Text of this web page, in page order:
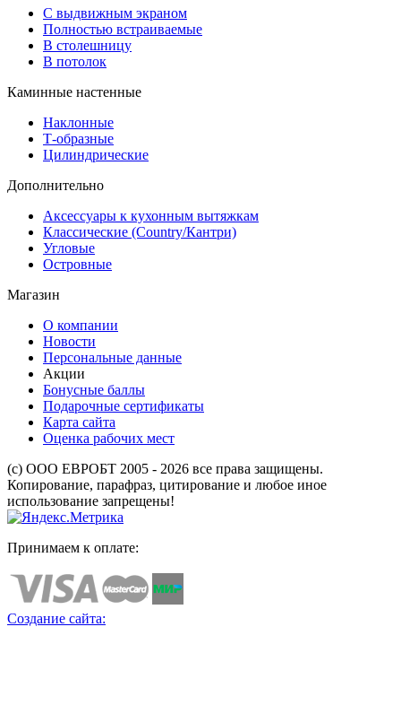
С выдвижным экраном
Полностью встраиваемые
В столешницу
В потолок
Каминные настенные
Наклонные
Т-образные
Цилиндрические
Дополнительно
Аксессуары к кухонным вытяжкам
Классические (Country/Кантри)
Угловые
Островные
Магазин
О компании
Новости
Персональные данные
Акции
Бонусные баллы
Подарочные сертификаты
Карта сайта
Оценка рабочих мест
(с) ООО ЕВРОБТ 2005 - 2026 все права защищены.
Копирование, парафраз, цитирование и любое иное
использование запрещены!
Принимаем к оплате:
Создание сайта: